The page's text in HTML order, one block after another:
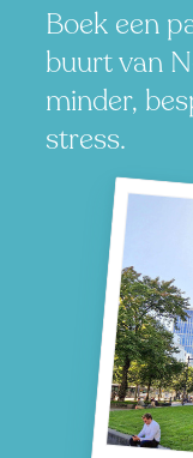
Boek een
buurt van
minder,
stress.